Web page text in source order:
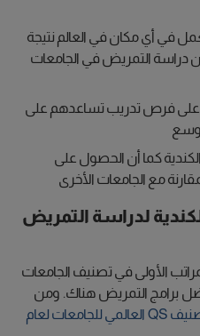
في أي مكان في العالم نتيجة
دراسة التمريض في الجامعات
على فرص تدريب تساعدهم على
كما أن الحصول على
مع الجامعات الأخرى
لدراسة التمريض
الأولى في تصنيف الجامعات
برامج التمريض هناك. ومن
تصنيف QS العالمي للجامعات لعام